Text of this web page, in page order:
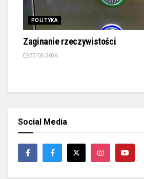
POLITYKA
Zaginanie rzeczywistości
27/05/2026
Social Media